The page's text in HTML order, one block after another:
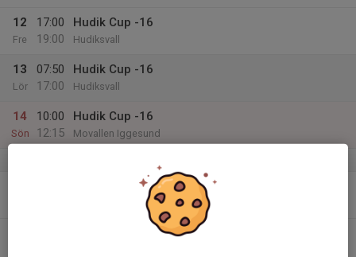
12
Fre
17:00
19:00
Hudik Cup -16
Hudiksvall
13
Lör
07:50
17:00
Hudik Cup -16
Hudiksvall
14
Sön
10:00
12:15
Hudik Cup -16
Movallen Iggesund